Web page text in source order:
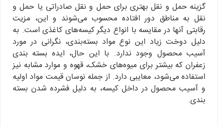
گزینه حمل و نقل بهتری برای حمل و نقل صادراتی یا حمل و
نقل به مناطق دور افتاده محسوب می‌شوند و این، مزیت
رقابتی آنها در مقایسه با انواع دیگر کیسه‌های کاغذی است. به
دلیل دوخت زیاد این نوع مواد بسته‌بندی، نگرانی در مورد
آسیب محصول وجود ندارد. با این حال، ایده بسته بندی
زعفران که بیشتر برای میوه‌های خشک، قهوه و موارد مشابه نیز
استفاده می‌شود، معایبی دارد. از جمله نوسان قیمت مواد اولیه
و آسیب محصول در داخل کیسه، به دلیل فشرده شدن بسته
بندی.